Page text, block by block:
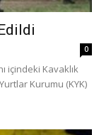
0
içindeki Kavaklık
Kurumu (KYK)